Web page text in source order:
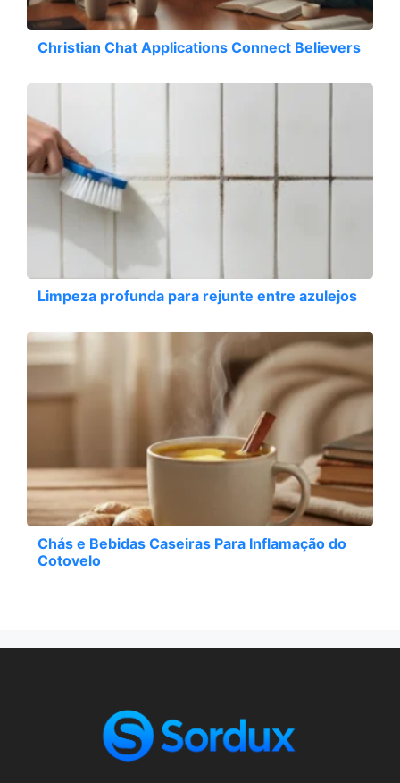
Christian Chat Applications Connect Believers
Limpeza profunda para rejunte entre azulejos
Chás e Bebidas Caseiras Para Inflamação do
Cotovelo